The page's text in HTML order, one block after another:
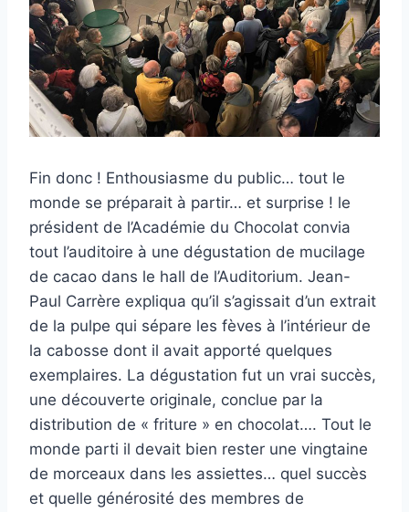
Fin donc ! Enthousiasme du public… tout le
monde se préparait à partir… et surprise ! le
président de l’Académie du Chocolat convia
tout l’auditoire à une dégustation de mucilage
de cacao dans le hall de l’Auditorium. Jean-
Paul Carrère expliqua qu’il s’agissait d’un extrait
de la pulpe qui sépare les fèves à l’intérieur de
la cabosse dont il avait apporté quelques
exemplaires. La dégustation fut un vrai succès,
une découverte originale, conclue par la
distribution de « friture » en chocolat…. Tout le
monde parti il devait bien rester une vingtaine
de morceaux dans les assiettes… quel succès
et quelle générosité des membres de